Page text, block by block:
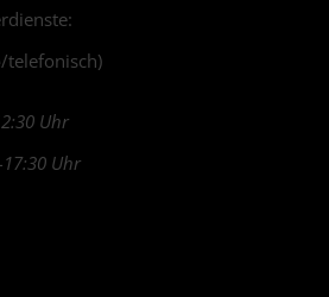
/telefonisch)
Uhr
Uhr